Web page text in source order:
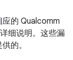
的 Qualcomm
细说明。这些漏
的。